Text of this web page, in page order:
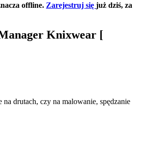
offline. Zarejestruj się już dziś, za
Knixwear [
drutach, czy na malowanie, spędzanie